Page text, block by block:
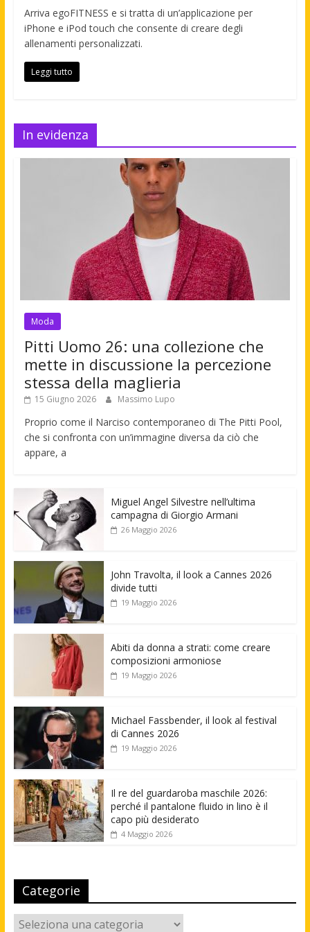
Arriva egoFITNESS e si tratta di un’applicazione per
iPhone e iPod touch che consente di creare degli
allenamenti personalizzati.
Leggi tutto
In evidenza
Moda
Pitti Uomo 26: una collezione che
mette in discussione la percezione
stessa della maglieria
15 Giugno 2026 Massimo Lupo
Proprio come il Narciso contemporaneo di The Pitti Pool,
che si confronta con un’immagine diversa da ciò che
appare, a
Miguel Angel Silvestre nell’ultima
campagna di Giorgio Armani
26 Maggio 2026
John Travolta, il look a Cannes 2026
divide tutti
19 Maggio 2026
Abiti da donna a strati: come creare
composizioni armoniose
19 Maggio 2026
Michael Fassbender, il look al festival
di Cannes 2026
19 Maggio 2026
Il re del guardaroba maschile 2026:
perché il pantalone fluido in lino è il
capo più desiderato
4 Maggio 2026
Categorie
Categorie